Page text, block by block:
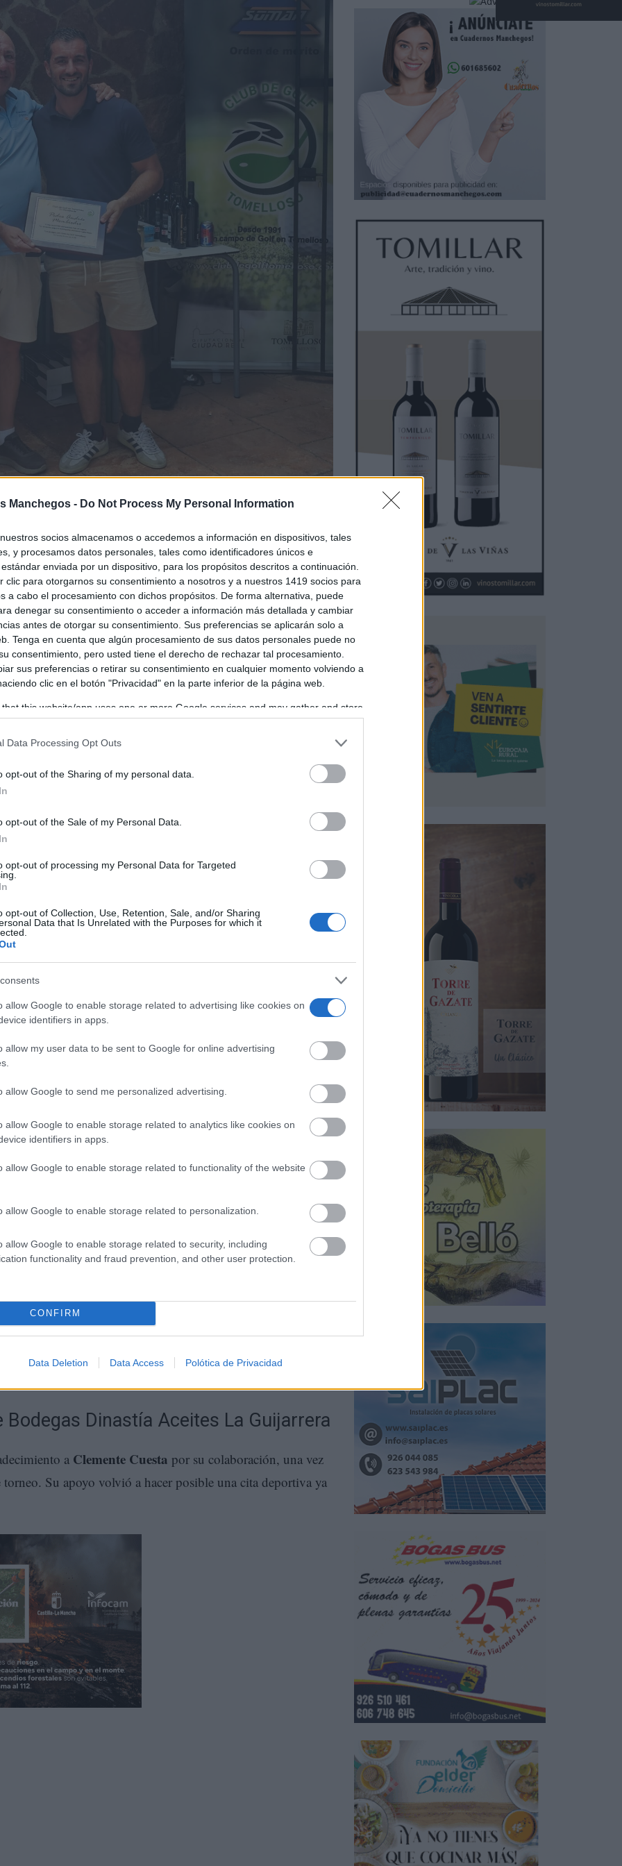
Manchegos - Do Not Process My Personal Information
socios almacenamos o accedemos a información en dispositivos, tales
y procesamos datos personales, tales como identificadores únicos e
enviada por un dispositivo, para los propósitos descritos a continuación.
clic para otorgarnos su consentimiento a nosotros y a nuestros 1419 socios para
a cabo el procesamiento con dichos propósitos. De forma alternativa, puede
denegar su consentimiento o acceder a información más detallada y cambiar
antes de otorgar su consentimiento. Sus preferencias se aplicarán solo a
Tenga en cuenta que algún procesamiento de sus datos personales puede no
consentimiento, pero usted tiene el derecho de rechazar tal procesamiento.
sus preferencias o retirar su consentimiento en cualquier momento volviendo a
clic en el botón "Privacidad" en la parte inferior de la página web.
that this website/app uses one or more Google services and may gather and store
but not limited to your visit or usage behaviour. You may click to grant or
consent section.
Data Processing Opt Outs
opt-out of the Sharing of my personal data.
opt-out of the Sale of my Personal Data.
opt-out of processing my Personal Data for Targeted
opt-out of Collection, Use, Retention, Sale, and/or Sharing
Data that Is Unrelated with the Purposes for which it
allow Google to enable storage related to advertising like cookies on
identifiers in apps.
allow my user data to be sent to Google for online advertising
allow Google to send me personalized advertising.
allow Google to enable storage related to analytics like cookies on
identifiers in apps.
allow Google to enable storage related to functionality of the website
allow Google to enable storage related to personalization.
allow Google to enable storage related to security, including
functionality and fraud prevention, and other user protection.
CONFIRM
Data Deletion Data Access Polótica de Privacidad
celebró una nueva edición en el campo deLa Lagunilla
excelente mañana de golf. La jornada estuvo marcada por
a una mañana que los propios asistentes definieron como
Scramble
, un formato especialmente dinámico y generoso
pareja y, sobre todo, el disfrute de los jugadores. Esta
jornada entretenida, con golpes destacados y una notable
Dinastía Aceites La Guijarrera
a Clemente Cuesta por su colaboración, una vez
Su apoyo volvió a hacer posible una cita deportiva ya